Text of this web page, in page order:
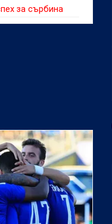
за сърбина